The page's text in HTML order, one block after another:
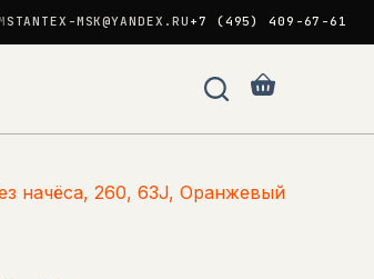
STANTEX-MSK@YANDEX.RU +7 (495) 409-67-61
Корзина
начёса, 260, 63J, Оранжевый